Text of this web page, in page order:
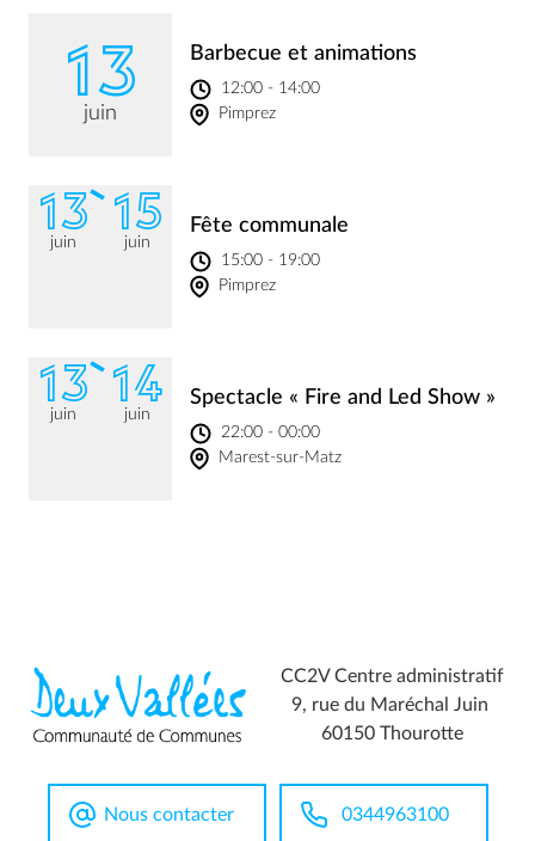
13
juin
Barbecue et animations
12:00 - 14:00
Pimprez
13
juin
15
juin
Fête communale
15:00 - 19:00
Pimprez
13
juin
14
juin
Spectacle « Fire and Led Show »
22:00 - 00:00
Marest-sur-Matz
CC2V Centre administratif
9, rue du Maréchal Juin
60150 Thourotte
Nous contacter 0344963100